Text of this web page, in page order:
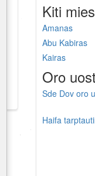
Kiti
Amanas
Abu Kabiras
Kairas
Oro
Sde Dov oro
Haifa